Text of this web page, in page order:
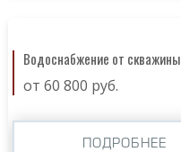
Водоснабжение от скважины
от 60 800 руб.
ПОДРОБНЕЕ